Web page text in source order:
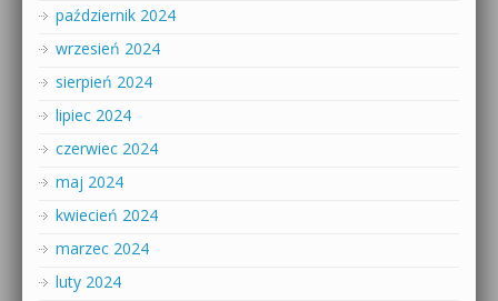
październik 2024
wrzesień 2024
sierpień 2024
lipiec 2024
czerwiec 2024
maj 2024
kwiecień 2024
marzec 2024
luty 2024